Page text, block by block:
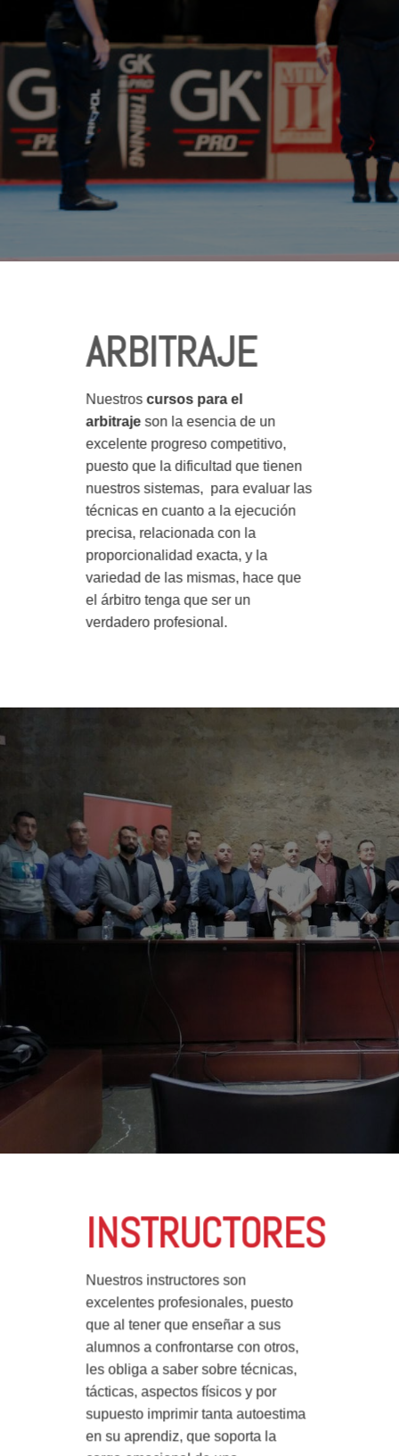
ARBITRAJE
Nuestroscursos para el
arbitraje son la esencia de un
excelente progreso competitivo,
puesto que la dificultad que tienen
nuestros sistemas, para evaluar las
técnicas en cuanto a la ejecución
precisa, relacionada con la
proporcionalidad exacta, y la
variedad de las mismas, hace que
el árbitro tenga que ser un
verdadero profesional.
INSTRUCTORES
Nuestros instructores son
excelentes profesionales, puesto
que al tener que enseñar a sus
alumnos a confrontarse con otros,
les obliga a saber sobre técnicas,
tácticas, aspectos físicos y por
supuesto imprimir tanta autoestima
en su aprendiz, que soporta la